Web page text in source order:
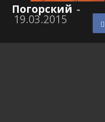
Погорский -
19.03.2015